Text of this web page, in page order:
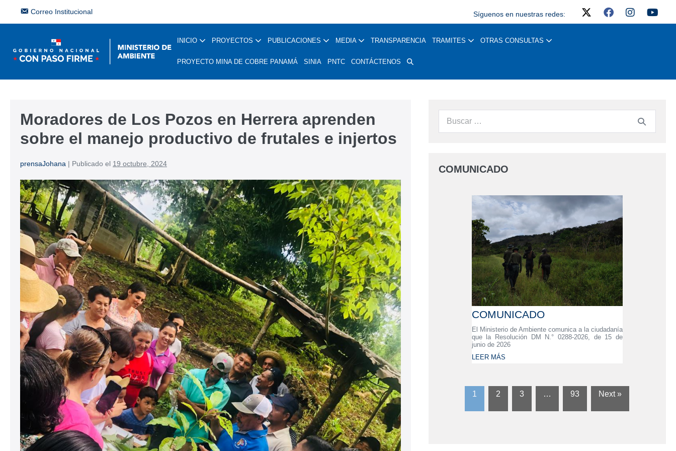
Correo Institucional Síguenos en nuestras redes:
INICIO PROYECTOS PUBLICACIONES MEDIA TRANSPARENCIA TRAMITES OTRAS CONSULTAS
PROYECTO MINA DE COBRE PANAMÁ SINIA PNTC CONTÁCTENOS
Moradores de Los Pozos en Herrera aprenden
sobre el manejo productivo de frutales e injertos
prensaJohana | Publicado el 19 octubre, 2024 COMUNICADO
COMUNICADO
El Ministerio de Ambiente comunica a la ciudadanía
que la Resolución DM N.° 0288-2026, de 15 de
junio de 2026
LEER MÁS
1 2 3 … 93 Next »